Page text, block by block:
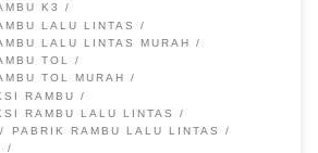
K3
LALU LINTAS
LALU LINTAS MURAH
TOL
TOL MURAH
RAMBU
RAMBU LALU LINTAS
PABRIK RAMBU LALU LINTAS